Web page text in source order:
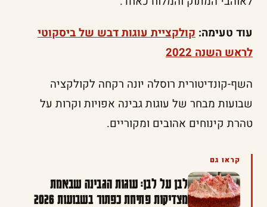
עוד טעימה: קולקציית עוגות דבש של ביסקוטי
לראש השנה 2022
השף-קונדיטורית רוסלה יונה רקחה לקולקציה
שבועות מבחר של עוגות גבינה אפויות וקרות על
טהרת קינוחים אהובים ומקוריים.
קראו גם
לבן על לבן: עוגות הגבינה שבאמת
מצדיקות פתיחת כפתור בשבועות 2026